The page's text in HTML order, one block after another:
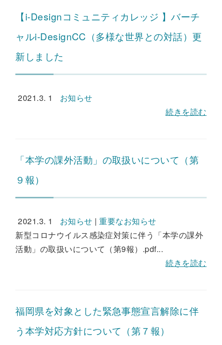
【i-Designコミュニティカレッジ 】バーチ
ャルi-DesignCC（多様な世界との対話）更
新しました
2021.3. 1
お知らせ
続きを読む
「本学の課外活動」の取扱いについて（第
９報）
2021.3. 1 お知らせ |重要なお知らせ
新型コロナウイルス感染症対策に伴う「本学の課外
活動」の取扱いについて（第9報）.pdf...
続きを読む
福岡県を対象とした緊急事態宣言解除に伴
う本学対応方針について（第７報）